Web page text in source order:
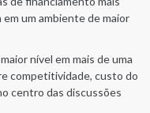
um ambiente de maior
nível em mais de uma
competitividade, custo do
centro das discussões